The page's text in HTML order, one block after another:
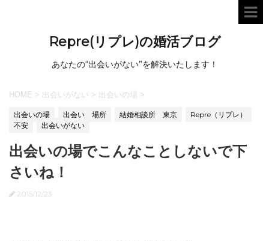
Repre(リプレ)の婚活ブログ
あなたの“出会いがない”を解決いたします！
HOME > 出会いがない > 出会いの場 >
出会いの場 出会い 場所 結婚相談所 東京
Repre（リプレ）
不安
出会いがない
出会いの場でこんなことしないで下
さいね！
2015/12/23